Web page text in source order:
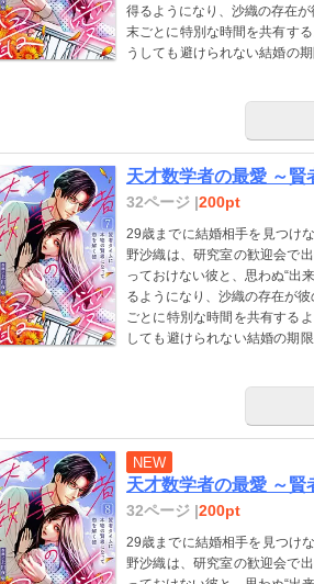
得るようになり、沙織の存在
末ごとに特別な時間を共有す
うしても避けられない結婚の
天才数学者の最愛 ～
32ページ |200pt
29歳までに結婚相手を見つけ
野沙織は、研究室の歓迎会で
っておけない彼と、思わぬ“出
るようになり、沙織の存在が
ごとに特別な時間を共有する
しても避けられない結婚の期
NEW
天才数学者の最愛 ～
32ページ |200pt
29歳までに結婚相手を見つけ
野沙織は、研究室の歓迎会で